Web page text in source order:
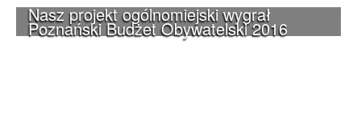
Nasz projekt ogólnomiejski wygrał
Poznański Budżet Obywatelski 2016